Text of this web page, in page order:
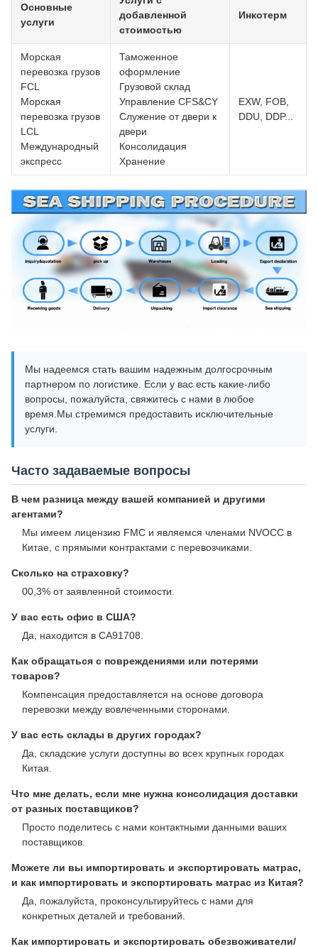
Основные
услуги
добавленной
стоимостью
Инкотерм
Морская
перевозка грузов
FCL
Морская
перевозка грузов
LCL
Международный
экспресс
Таможенное
оформление
Грузовой склад
Управление CFS&CY
Служение от двери к
двери
Консолидация
Хранение
EXW, FOB,
DDU, DDP...
Мы надеемся стать вашим надежным долгосрочным
партнером по логистике. Если у вас есть какие-либо
вопросы, пожалуйста, свяжитесь с нами в любое
время.Мы стремимся предоставить исключительные
услуги.
Часто задаваемые вопросы
В чем разница между вашей компанией и другими
агентами?
Мы имеем лицензию FMC и являемся членами NVOCC в
Китае, с прямыми контрактами с перевозчиками.
Сколько на страховку?
00,3% от заявленной стоимости.
У вас есть офис в США?
Да, находится в CA91708.
Как обращаться с повреждениями или потерями
товаров?
Компенсация предоставляется на основе договора
перевозки между вовлеченными сторонами.
У вас есть склады в других городах?
Да, складские услуги доступны во всех крупных городах
Китая.
Что мне делать, если мне нужна консолидация доставки
от разных поставщиков?
Просто поделитесь с нами контактными данными ваших
поставщиков.
Можете ли вы импортировать и экспортировать матрас,
и как импортировать и экспортировать матрас из Китая?
Да, пожалуйста, проконсультируйтесь с нами для
конкретных деталей и требований.
Как импортировать и экспортировать обезвоживатели/